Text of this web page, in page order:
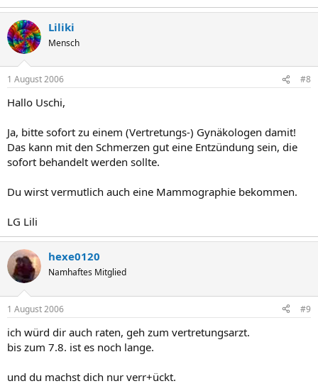
Liliki
Mensch
1 August 2006 #8
Hallo Uschi,
Ja, bitte sofort zu einem (Vertretungs-) Gynäkologen damit!
Das kann mit den Schmerzen gut eine Entzündung sein, die
sofort behandelt werden sollte.
Du wirst vermutlich auch eine Mammographie bekommen.
LG Lili
hexe0120
Namhaftes Mitglied
1 August 2006 #9
ich würd dir auch raten, geh zum vertretungsarzt.
bis zum 7.8. ist es noch lange.
und du machst dich nur verr+ückt.